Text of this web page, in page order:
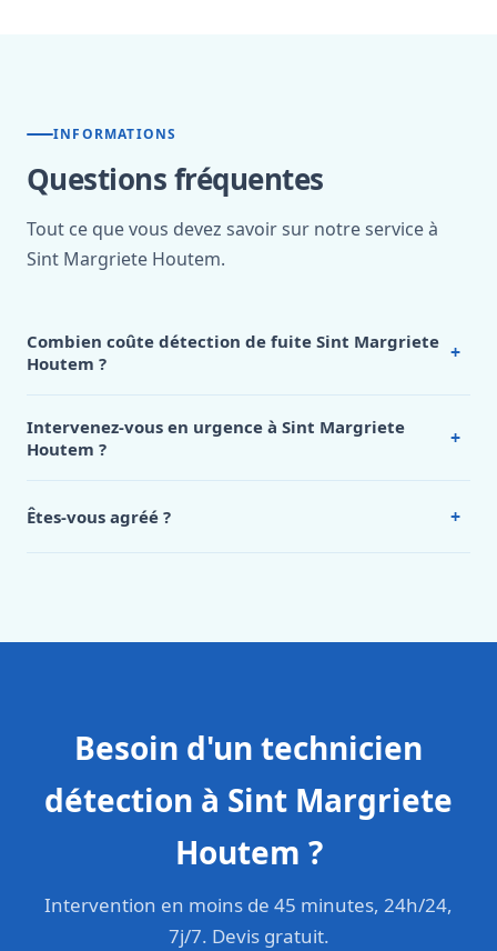
INFORMATIONS
Questions fréquentes
Tout ce que vous devez savoir sur notre service à
Sint Margriete Houtem.
Combien coûte détection de fuite Sint Margriete
Houtem ?
+
Margriete Houtem, appelez le 0472 53 24 26.
Intervenez-vous en urgence à Sint Margriete
Houtem ?
+
Êtes-vous agréé ? +
Besoin d'un technicien
détection à Sint Margriete
Houtem ?
Intervention en moins de 45 minutes, 24h/24,
7j/7. Devis gratuit.